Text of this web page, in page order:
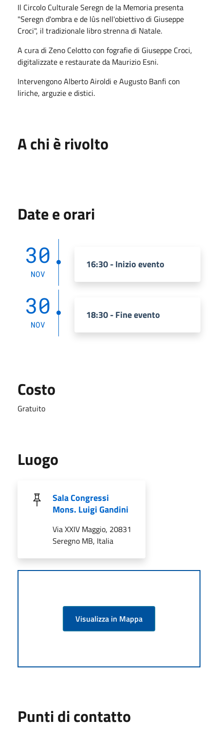
Il Circolo Culturale Seregn de la Memoria presenta
"Seregn d'ombra e de lûs nell'obiettivo di Giuseppe
Croci", il tradizionale libro strenna di Natale.
A cura di Zeno Celotto con fografie di Giuseppe Croci,
digitalizzate e restaurate da Maurizio Esni.
Intervengono Alberto Airoldi e Augusto Banfi con
liriche, arguzie e distici.
A chi è rivolto
Date e orari
30
NOV
16:30 - Inizio evento
30
NOV
18:30 - Fine evento
Costo
Gratuito
Luogo
Sala Congressi
Mons. Luigi Gandini
Via XXIV Maggio, 20831
Seregno MB, Italia
Visualizza in Mappa
Punti di contatto